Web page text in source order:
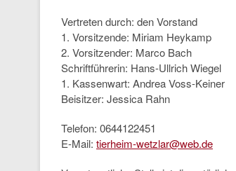
Vertreten durch: den Vorstand
1. Vorsitzende: Miriam Heykamp
2. Vorsitzender: Marco Bach
Schriftführerin: Hans-Ullrich Wiegel
1. Kassenwart: Andrea Voss-Keiner
Beisitzer: Jessica Rahn
Telefon: 0644122451
E-Mail: tierheim-wetzlar@web.de